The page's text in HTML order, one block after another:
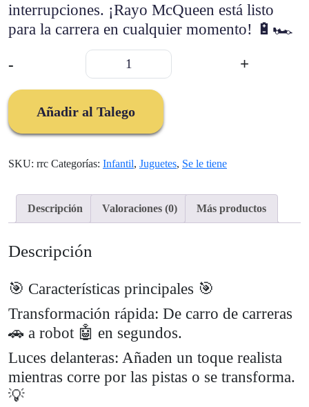
interrupciones. ¡Rayo McQueen está listo
para la carrera en cualquier momento! 🔋🏎️
-
Carro
Transformer
Rayo
cantidad
+
Añadir al Talego
SKU: rrc Categorías: Infantil, Juguetes, Se le tiene
Descripción Valoraciones (0) Más productos
Descripción
🎯 Características principales 🎯
Transformación rápida: De carro de carreras
🚗 a robot 🤖 en segundos.
Luces delanteras: Añaden un toque realista
mientras corre por las pistas o se transforma.
💡